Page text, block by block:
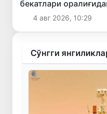
бекатлари
бири йўловчилар
топширилади
4 авг 2026, 10:29
Сўнгги